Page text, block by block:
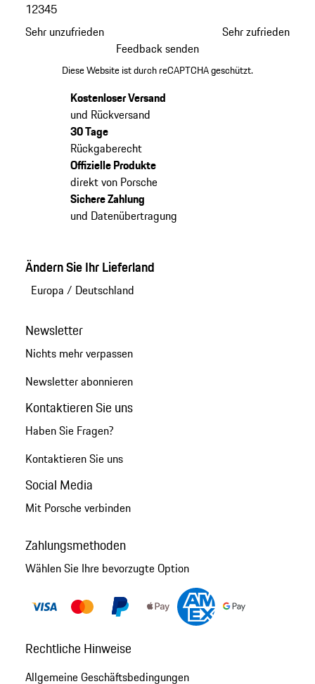
Sehr unzufrieden
12345
Sehr zufrieden
Feedback senden
Diese Website ist durch reCAPTCHA geschützt.
Kostenloser Versand
und Rückversand
30 Tage
Rückgaberecht
Offizielle Produkte
direkt von Porsche
Sichere Zahlung
und Datenübertragung
Ändern Sie Ihr Lieferland
Europa / Deutschland
Newsletter
Nichts mehr verpassen
Newsletter abonnieren
Kontaktieren Sie uns
Haben Sie Fragen?
Kontaktieren Sie uns
Social Media
Mit Porsche verbinden
Zahlungsmethoden
Wählen Sie Ihre bevorzugte Option
Rechtliche Hinweise
Allgemeine Geschäftsbedingungen